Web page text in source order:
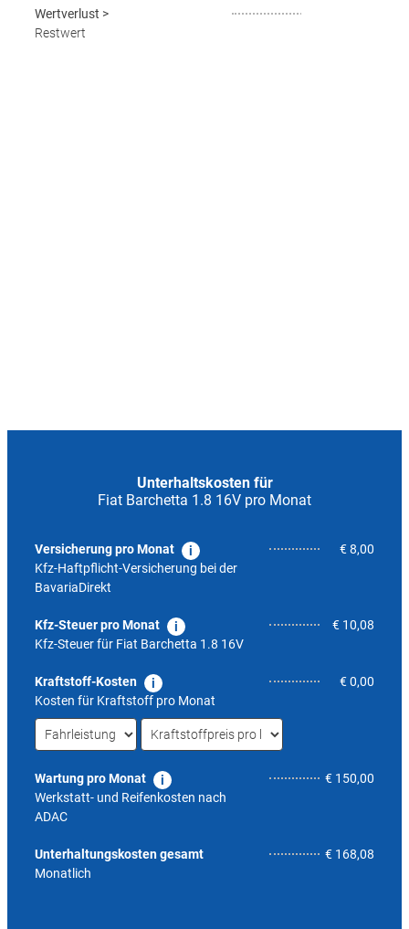
Wertverlust >
Restwert
Unterhaltskosten für
Fiat Barchetta 1.8 16V pro Monat
Versicherung pro Monat
Kfz-Haftpflicht-Versicherung bei der
BavariaDirekt
€ 8,00
Kfz-Steuer pro Monat
Kfz-Steuer für Fiat Barchetta 1.8 16V
€ 10,08
Kraftstoff-Kosten
Kosten für Kraftstoff pro Monat
€ 0,00
Wartung pro Monat
Werkstatt- und Reifenkosten nach
ADAC
€ 150,00
Unterhaltungskosten gesamt
Monatlich
€ 168,08